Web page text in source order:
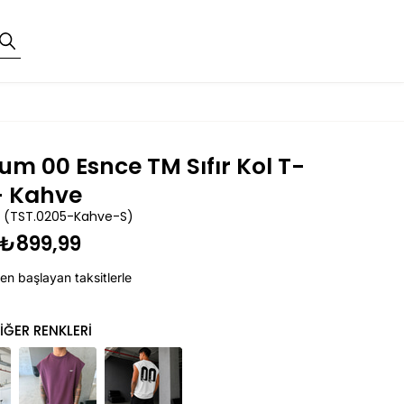
00 Esnce TM Sıfır Kol T-
Kahve
(TST.0205-Kahve-S)
₺899,99
başlayan taksitlerle